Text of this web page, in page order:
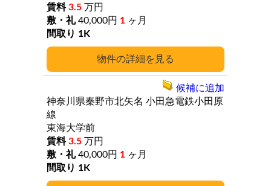
詳細
3.5 万円
40,000円 1 ヶ月
1K
神奈川県秦野市北矢名 小田急電鉄小田原
線
東海大学前
3.5 万円
40,000円 1 ヶ月
1K
候補に追加